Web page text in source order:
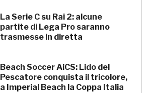
La Serie C su Rai 2: alcune
partite di Lega Pro saranno
trasmesse in diretta
Beach Soccer AiCS: Lido del
Pescatore conquista il tricolore,
a Imperial Beach la Coppa Italia